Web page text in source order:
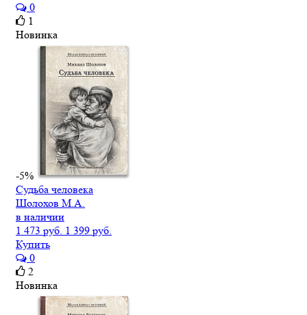
0
1
Новинка
-5%
Судьба человека
Шолохов М.А.
в наличии
1 473 руб. 1 399 руб.
Купить
0
2
Новинка